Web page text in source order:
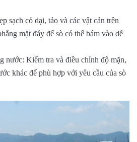
sạch cỏ dại, tảo và các vật cản trên
mặt đáy để sò có thể bám vào dễ
nước: Kiểm tra và điều chỉnh độ mặn,
khác để phù hợp với yêu cầu của sò